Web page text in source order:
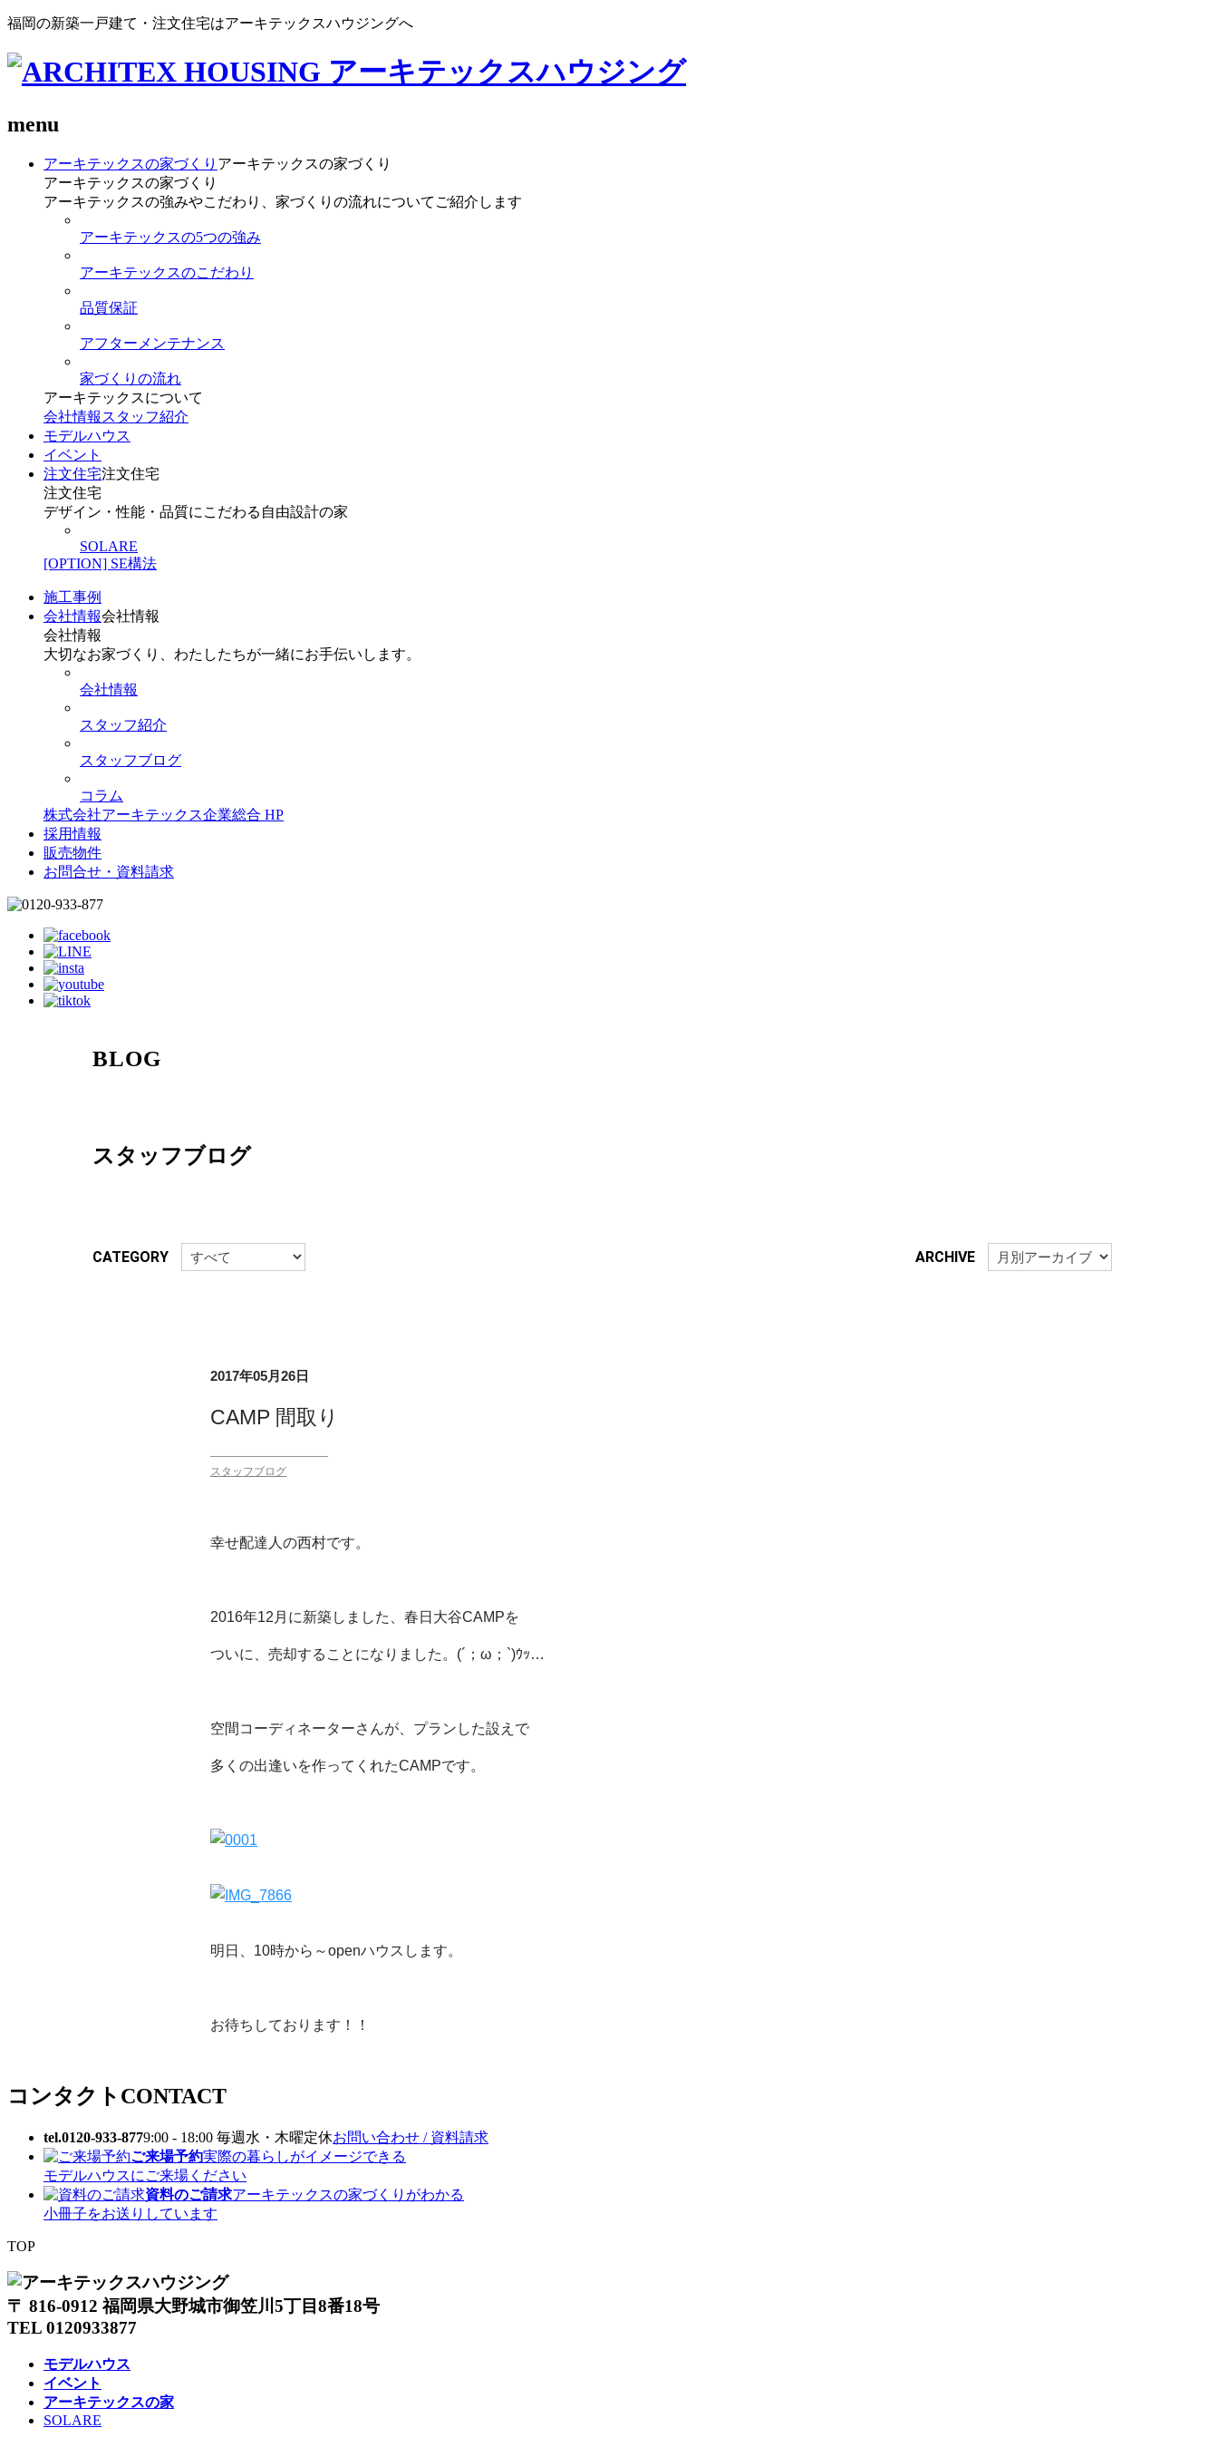
福岡の新築一戸建て・注文住宅はアーキテックスハウジングへ
menu
アーキテックスの家づくり アーキテックスの家づくり
アーキテックスの家づくり
アーキテックスの強みやこだわり、家づくりの流れについてご紹介します
アーキテックスの5つの強み
アーキテックスのこだわり
品質保証
アフターメンテナンス
家づくりの流れ
アーキテックスについて
会社情報 スタッフ紹介
モデルハウス
イベント
注文住宅注文住宅
注文住宅
デザイン・性能・品質にこだわる自由設計の家
SOLARE
[OPTION] SE構法
施工事例
会社情報会社情報
会社情報
大切なお家づくり、わたしたちが一緒にお手伝いします。
会社情報
スタッフ紹介
スタッフブログ
コラム
株式会社アーキテックス企業総合 HP
採用情報
販売物件
お問合せ・資料請求
BLOG
スタッフブログ
CATEGORY ARCHIVE
2017年05月26日
CAMP 間取り
スタッフブログ
幸せ配達人の西村です。
2016年12月に新築しました、春日大谷CAMPを
ついに、売却することになりました。(´；ω；`)ｳｯ…
空間コーディネーターさんが、プランした設えで
多くの出逢いを作ってくれたCAMPです。
明日、10時から～openハウスします。
お待ちしております！！
コンタクト CONTACT
tel.0120-933-8779:00 - 18:00 毎週水・木曜定休お問い合わせ / 資料請求
ご来場予約実際の暮らしがイメージできる
モデルハウスにご来場ください
資料のご請求アーキテックスの家づくりがわかる
小冊子をお送りしています
TOP
〒 816-0912 福岡県大野城市御笠川5丁目8番18号
TEL 0120933877
モデルハウス
イベント
アーキテックスの家
SOLARE